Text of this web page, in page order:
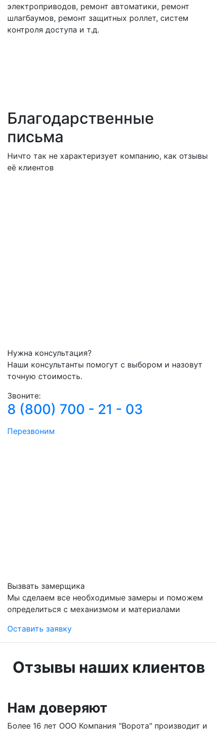
электроприводов, ремонт автоматики, ремонт
шлагбаумов, ремонт защитных роллет, систем
контроля доступа и т.д.
Благодарственные
письма
Ничто так не характеризует компанию, как отзывы
её клиентов
Нужна консультация?
Наши консультанты помогут с выбором и назовут
точную стоимость.
Звоните:
8 (800) 700 - 21 - 03
Перезвоним
Вызвать замерщика
Мы сделаем все необходимые замеры и поможем
определиться с механизмом и материалами
Оставить заявку
Отзывы наших клиентов
Нам доверяют
Более 16 лет ООО Компания "Ворота" производит и